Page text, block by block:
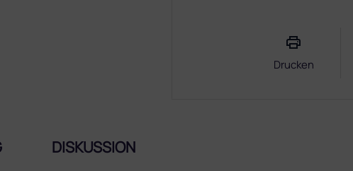
Drucken
DISKUSSION